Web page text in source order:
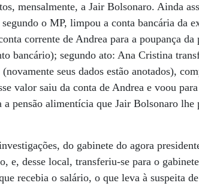
mensalmente, a Jair Bolsonaro. Ainda
o MP, limpou a conta bancária da
corrente de Andrea para a poupança
bancário); segundo ato: Ana Cristina
seus dados estão anotados),
valor saiu da conta de Andrea e voou
pensão alimentícia que Jair Bolsonaro lhe
do gabinete do agora
e, desse local, transferiu-se para o
recebia o salário, o que leva à suspeita